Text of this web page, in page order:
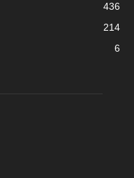
436
214
6